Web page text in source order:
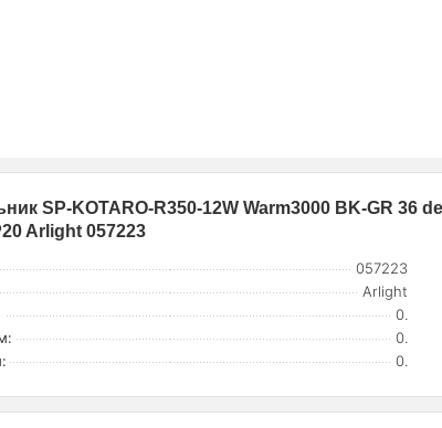
SP-KOTARO-R350-12W Warm3000 BK-GR 36
Arlight 057223
057223
Arlight
0.
0.
0.